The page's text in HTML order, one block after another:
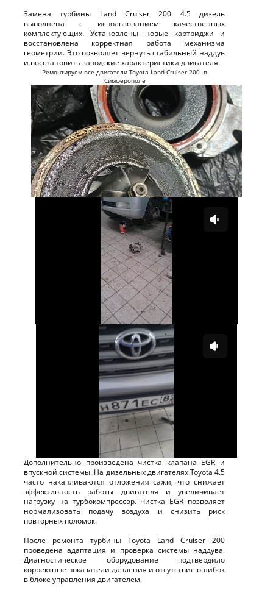
Замена турбины Land Cruiser 200 4.5 дизель
выполнена с использованием качественных
комплектующих. Установлены новые картриджи и
восстановлена корректная работа механизма
геометрии. Это позволяет вернуть стабильный наддув
и восстановить заводские характеристики двигателя.
Ремонтируем все двигатели Toyota Land Cruiser 200 в
Симферополе
Дополнительно произведена чистка клапана EGR и
впускной системы. На дизельных двигателях Toyota 4.5
часто накапливаются отложения сажи, что снижает
эффективность работы двигателя и увеличивает
нагрузку на турбокомпрессор. Чистка EGR позволяет
нормализовать подачу воздуха и снизить риск
повторных поломок.
После ремонта турбины Toyota Land Cruiser 200
проведена адаптация и проверка системы наддува.
Диагностическое оборудование подтвердило
корректные показатели давления и отсутствие ошибок
в блоке управления двигателем.